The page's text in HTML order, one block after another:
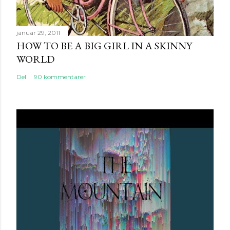
januar 29, 2011
HOW TO BE A BIG GIRL IN A SKINNY
WORLD
Del 90 kommentarer